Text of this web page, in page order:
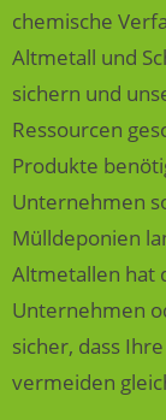
chemische
Altmetall und
sichern und
Ressourcen
Produkte
Unternehmen
Mülldeponien
Altmetallen hat
Unternehmen
sicher, dass
vermeiden